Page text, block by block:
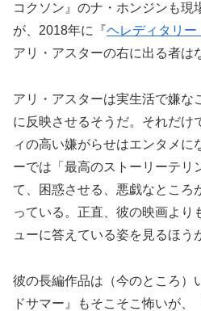
コクソン』のナ・ホンジンも現
が、2018年に『ヘレディタリ
アリ・アスターの右に出る者は
アリ・アスターは実生活で嫌な
に反映させるそうだ。それだけ
ィの高い嫌がらせはエンタメに
ーでは「最高のストーリーテリ
て、困惑させる、悪戯なところ
っている。正直、彼の映画より
ューに答えている姿を見るほう
彼の長編作品は（今のところ）
ドサマー』もそこそこ怖いが、